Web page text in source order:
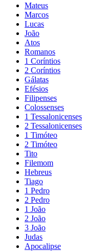
Mateus
Marcos
Lucas
João
Atos
Romanos
1 Coríntios
2 Coríntios
Gálatas
Efésios
Filipenses
Colossenses
1 Tessalonicenses
2 Tessalonicenses
1 Timóteo
2 Timóteo
Tito
Filemom
Hebreus
Tiago
1 Pedro
2 Pedro
1 João
2 João
3 João
Judas
Apocalipse